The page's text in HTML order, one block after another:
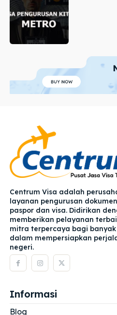
Centrum Visa adalah
layanan pengurusan
paspor dan visa. Didirikan
memberikan pelayanan
mitra terpercaya bagi
dalam mempersiapkan
negeri.
Informasi
Blog